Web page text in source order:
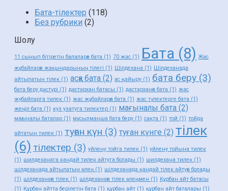
Бата-тілектер (118)
Без рубрики (2)
Шолу
11 сынып бітіретін балаларға бата (1) 70 жас (1) Бата (8) Жас
жұбайларға жақындарының тілегі (1) Шілдехана (1) Шілдеханада
айтылатын тілек (1) асқа бата (2) ас қайыру (1) бата беру (3)
бата беру дәстүрі (1) дастархан батасы (1) дастарханға бата (1) жас
жубайларга тилек (1) жас жұбайларға бата (1) жас түлектерге бата (1)
жеңіл бата (1) куз узатуга тилектер (1) мағыналы бата (2)
мағыналы баталар (1) мұсылманша бата беру (1) сақта (1) той (1) тойда
айтатын тилек (1) туған күн (3) туған күнге (2) тілек
(6) тілектер (3) уйлену тойга тилек (1) уйлену тойына тилек
(1) шилдеханага кандай тилек айтуга болады (1) шилдехана тилек (1)
шілдеханада айтылатын өлең (1) шілдеханада қандай тілек айтуға болады
(1) шілдеханаға тілек (1) шілдеханаға тілек өлеңмен (1) Құрбан айт батасы
(1) Құрбан айтта берілетін бата (1) құрбан айт (1) құрбан айт баталары (1)